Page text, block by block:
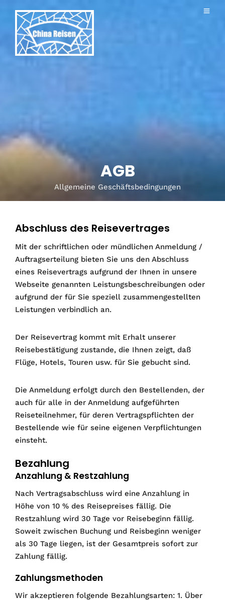
AGB
Allgemeine Geschäftsbedingungen
Abschluss des Reisevertrages
Mit der schriftlichen oder mündlichen Anmeldung /
Auftragserteilung bieten Sie uns den Abschluss
eines Reisevertrags aufgrund der Ihnen in unsere
Webseite genannten Leistungsbeschreibungen oder
aufgrund der für Sie speziell zusammengestellten
Leistungen verbindlich an.
Der Reisevertrag kommt mit Erhalt unserer
Reisebestätigung zustande, die Ihnen zeigt, daß
Flüge, Hotels, Touren usw. für Sie gebucht sind.
Die Anmeldung erfolgt durch den Bestellenden, der
auch für alle in der Anmeldung aufgeführten
Reiseteilnehmer, für deren Vertragspflichten der
Bestellende wie für seine eigenen Verpflichtungen
einsteht.
Bezahlung
Anzahlung & Restzahlung
Nach Vertragsabschluss wird eine Anzahlung in
Höhe von 10 % des Reisepreises fällig. Die
Restzahlung wird 30 Tage vor Reisebeginn fällig.
Soweit zwischen Buchung und Reisbeginn weniger
als 30 Tage liegen, ist der Gesamtpreis sofort zur
Zahlung fällig.
Zahlungsmethoden
Wir akzeptieren folgende Bezahlungsarten: 1. Über